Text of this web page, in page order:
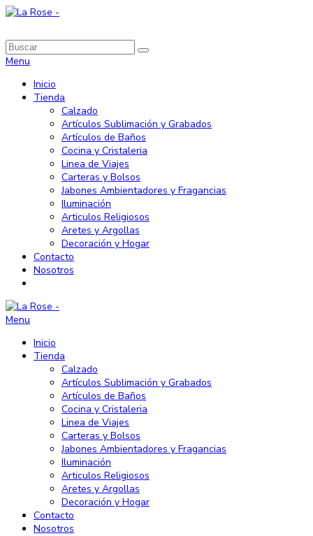
Menu
Inicio
Tienda
Calzado
Artículos Sublimación y Grabados
Artículos de Baños
Cocina y Cristaleria
Linea de Viajes
Carteras y Bolsos
Jabones Ambientadores y Fragancias
Iluminación
Articulos Religiosos
Aretes y Argollas
Decoración y Hogar
Contacto
Nosotros
Menu
Inicio
Tienda
Calzado
Artículos Sublimación y Grabados
Artículos de Baños
Cocina y Cristaleria
Linea de Viajes
Carteras y Bolsos
Jabones Ambientadores y Fragancias
Iluminación
Articulos Religiosos
Aretes y Argollas
Decoración y Hogar
Contacto
Nosotros